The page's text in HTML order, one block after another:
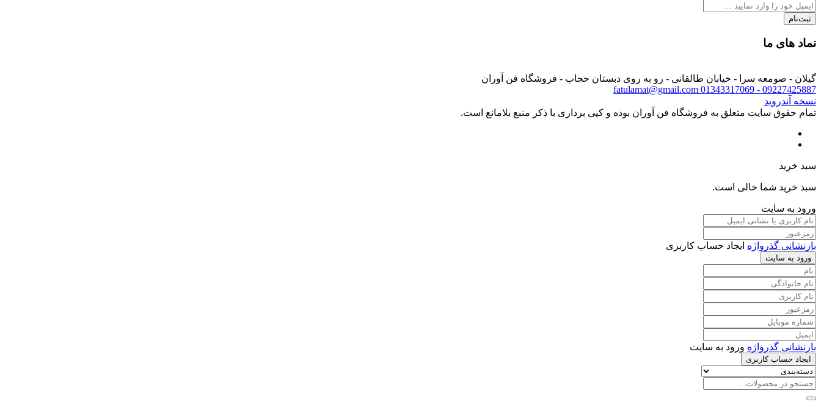
ثبت‌نام
نماد های ما
گیلان - صومعه سرا - خیابان طالقانی - رو به روی دبستان حجاب - فروشگاه فن آوران
09227425887 - 01343317069
fatulamat@gmail.com
نسخه آندروید
تمام حقوق سایت متعلق به فروشگاه فن آوران بوده و کپی برداری با ذکر منبع بلامانع است.
سبد خرید
سبد خرید شما خالی است.
ورود به سایت
بازنشانی گذرواژه ایجاد حساب کاربری
ورود به سایت
بازنشانی گذرواژه ورود به سایت
ایجاد حساب کاربری